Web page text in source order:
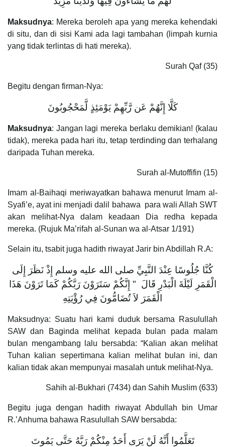
Maksudnya: Mereka beroleh apa yang mereka kehendaki
di situ, dan di sisi Kami ada lagi tambahan (limpah kurnia
yang tidak terlintas di hati mereka).
Surah Qaf (35)
Begitu dengan firman-Nya:
كَلَّا إِنَّهُمْ عَن رَّبِّهِمْ يَوْمَئِذٍ لَّمَحْجُوبُونَ
Maksudnya: Jangan lagi mereka berlaku demikian! (kalau
tidak), mereka pada hari itu, tetap terdinding dan terhalang
daripada Tuhan mereka.
Surah al-Mutoffifin (15)
Imam al-Baihaqi meriwayatkan bahawa menurut Imam al-
Syafi’e, ayat ini menjadi dalil bahawa para wali Allah SWT
akan melihat-Nya dalam keadaan Dia redha kepada
mereka. (Rujuk Ma’rifah al-Sunan wa al-Atsar 1/191)
Selain itu, tsabit juga hadith riwayat Jarir bin Abdillah R.A:
كُنَّا جُلُوسًا عِنْدَ النَّبِيِّ صلى الله عليه وسلم إِذْ نَظَرَ إِلَى
الْقَمَرِ لَيْلَةَ الْبَدْرِ قَالَ ‏ "‏ إِنَّكُمْ سَتَرَوْنَ رَبَّكُمْ كَمَا تَرَوْنَ هَذَا
الْقَمَرَ لاَ تُضَامُّونَ فِي رُؤْيَتِهِ
Maksudnya: Suatu hari kami duduk bersama Rasulullah
SAW dan Baginda melihat kepada bulan pada malam
bulan mengambang lalu bersabda: “Kalian akan melihat
Tuhan kalian sepertimana kalian melihat bulan ini, dan
kalian tidak akan mempunyai masalah untuk melihat-Nya.
Sahih al-Bukhari (7434) dan Sahih Muslim (633)
Begitu juga dengan hadith riwayat Abdullah bin Umar
R.’Anhuma bahawa Rasulullah SAW bersabda:
تَعَلَّمُوا أَنَّهُ لَنْ يَرَى أَحَدٌ مِنْكُمْ رَبَّهُ حَتَّى يَمُوتَ